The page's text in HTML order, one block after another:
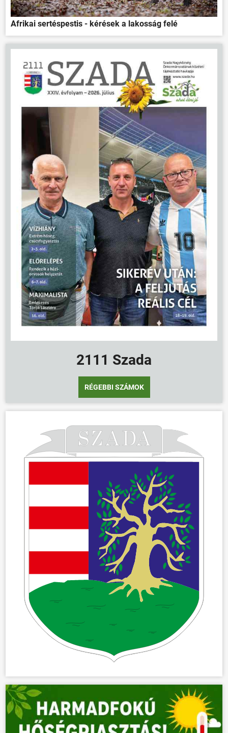
ÖNKORMÁNYZAT
ÜGYINTÉZÉS
KÖZÖSSÉG
HÍREK
VÁLASZTÁSOK
Afrikai sertéspestis - kérések a lakosság felé
2111 Szada
RÉGEBBI SZÁMOK